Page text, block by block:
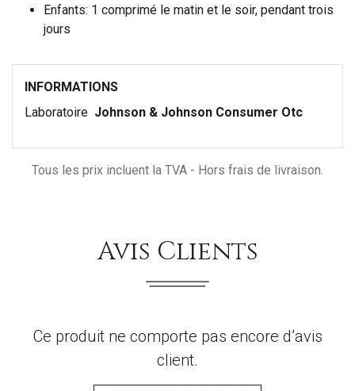
Enfants: 1 comprimé le matin et le soir, pendant trois
jours
INFORMATIONS
Laboratoire Johnson & Johnson Consumer Otc
Tous les prix incluent la TVA - Hors frais de livraison.
Avis Clients
Ce produit ne comporte pas encore d’avis
client.